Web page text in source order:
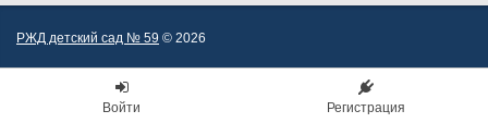
РЖД детский сад № 59 © 2026
Войти Регистрация